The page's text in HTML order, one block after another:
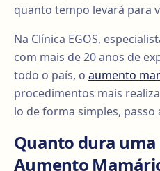
quanto tempo levará para
Na Clínica EGOS,
com mais de 20 anos de
todo o país, o aumento
procedimentos mais
lo de forma simples, passo
Quanto dura
Aumento